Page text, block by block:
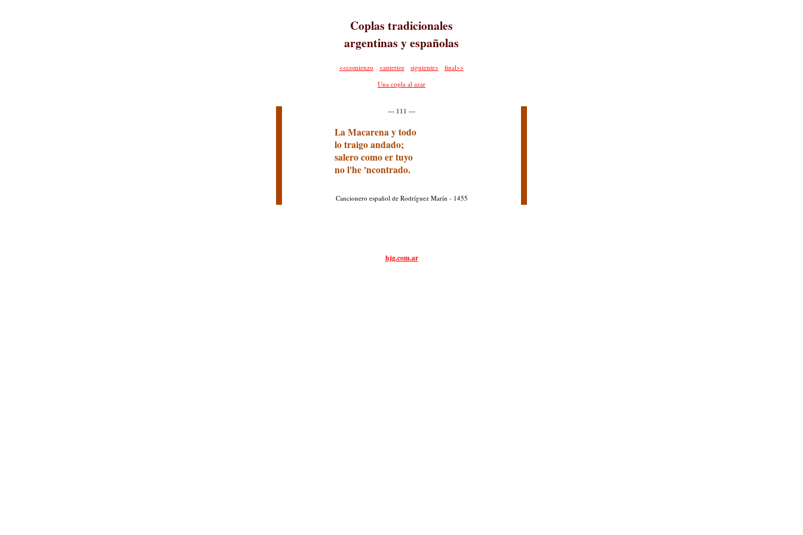
Coplas tradicionales
argentinas y españolas
<<comienzo <anterior siguiente>
final>>
Una copla al azar
— 111 —
La Macarena y todo
lo traigo andado;
salero como er tuyo
no l'he 'ncontrado.
Cancionero español de Rodríguez Marín - 1455
hjg.com.ar